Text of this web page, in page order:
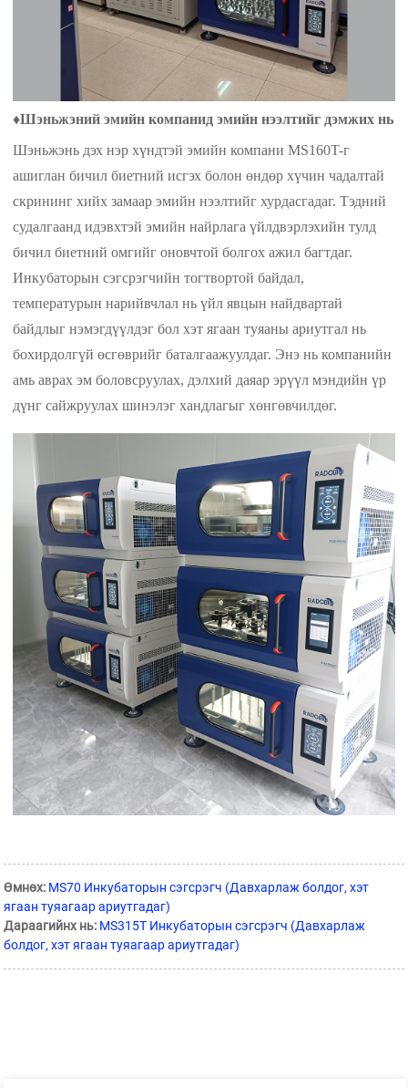
♦Шэньжэний эмийн компанид эмийн нээлтийг дэмжих нь
Шэньжэнь дэх нэр хүндтэй эмийн компани MS160T-г
ашиглан бичил биетний исгэх болон өндөр хүчин чадалтай
скрининг хийх замаар эмийн нээлтийг хурдасгадаг. Тэдний
судалгаанд идэвхтэй эмийн найрлага үйлдвэрлэхийн тулд
бичил биетний омгийг оновчтой болгох ажил багтдаг.
Инкубаторын сэгсрэгчийн тогтвортой байдал,
температурын нарийвчлал нь үйл явцын найдвартай
байдлыг нэмэгдүүлдэг бол хэт ягаан туяаны ариутгал нь
бохирдолгүй өсгөврийг баталгаажуулдаг. Энэ нь компанийн
амь аврах эм боловсруулах, дэлхий даяар эрүүл мэндийн үр
дүнг сайжруулах шинэлэг хандлагыг хөнгөвчилдөг.
Өмнөх: MS70 Инкубаторын сэгсрэгч (Давхарлаж болдог, хэт
ягаан туяагаар ариутгадаг)
Дараагийнх нь: MS315T Инкубаторын сэгсрэгч (Давхарлаж
болдог, хэт ягаан туяагаар ариутгадаг)